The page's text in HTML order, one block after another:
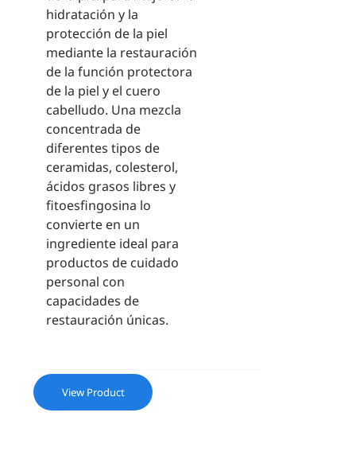
hidratación y la
protección de la piel
mediante la restauración
de la función protectora
de la piel y el cuero
cabelludo. Una mezcla
concentrada de
diferentes tipos de
ceramidas, colesterol,
ácidos grasos libres y
fitoesfingosina lo
convierte en un
ingrediente ideal para
productos de cuidado
personal con
capacidades de
restauración únicas.
View Product